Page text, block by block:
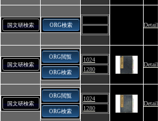
国文研検索 ORG検索 Detail
国文研検索
ORG閲覧
ORG検索
1024
1280
Detail
国文研検索
ORG閲覧
ORG検索
1024
1280
Detail